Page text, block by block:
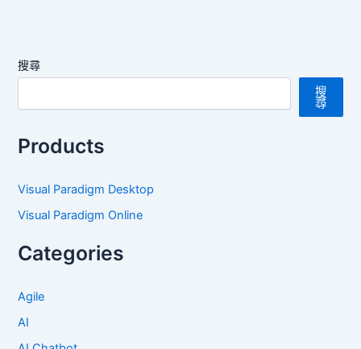
搜尋
搜
尋
Products
Visual Paradigm Desktop
Visual Paradigm Online
Categories
Agile
AI